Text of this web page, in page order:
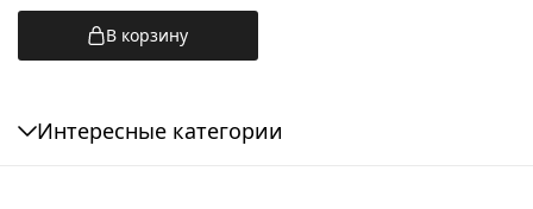
В корзину
Интересные категории